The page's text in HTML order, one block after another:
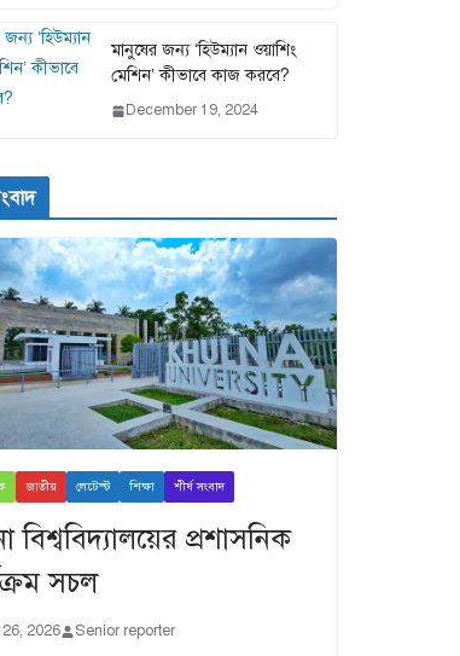
মানুষের জন্য ‘হিউম্যান ওয়াশিং
মেশিন’ কীভাবে কাজ করবে?
December 19, 2024
জাতীয় লেটেস্ট শিক্ষা শীর্ষ সংবাদ
বিশ্ববিদ্যালয়ের প্রশাসনিক
সচল
2026 Senior reporter